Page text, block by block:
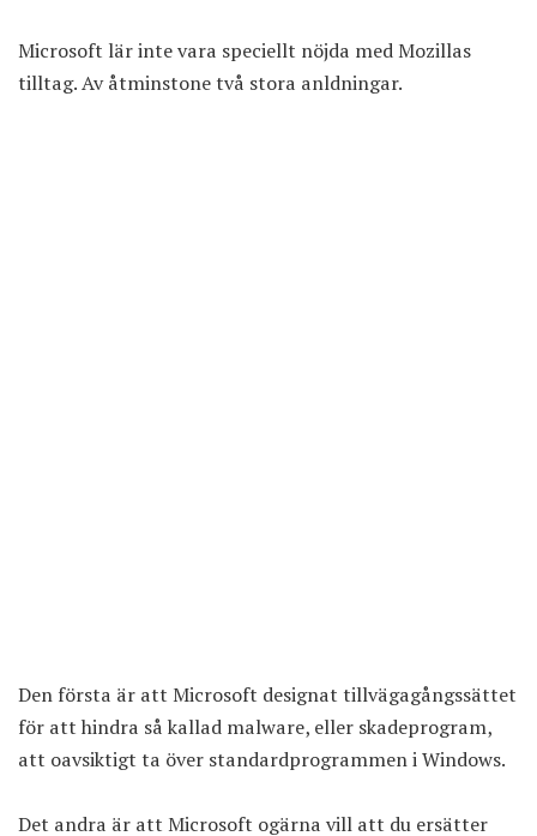
Microsoft lär inte vara speciellt nöjda med Mozillas
tilltag. Av åtminstone två stora anldningar.
Den första är att Microsoft designat tillvägagångssättet
för att hindra så kallad malware, eller skadeprogram,
att oavsiktigt ta över standardprogrammen i Windows.
Det andra är att Microsoft ogärna vill att du ersätter